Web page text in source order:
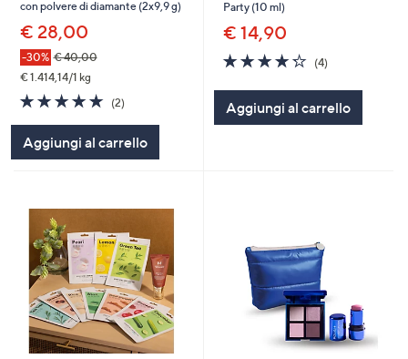
con polvere di diamante (2x9,9 g)
€ 28,00
-30% € 40,00
€ 1.414,14/1 kg
5.0
of
5
Stars
(2)
Aggiungi al carrello
Party (10 ml)
€ 14,90
4.2
of
5
Stars
(4)
Aggiungi al carrello